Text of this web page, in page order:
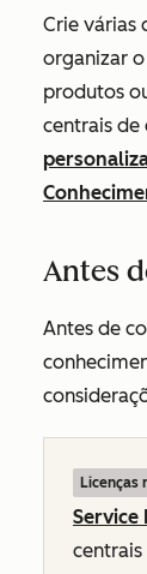
Crie várias
organizar
produtos
centrais de
Antes
Antes de
Licenças
Service